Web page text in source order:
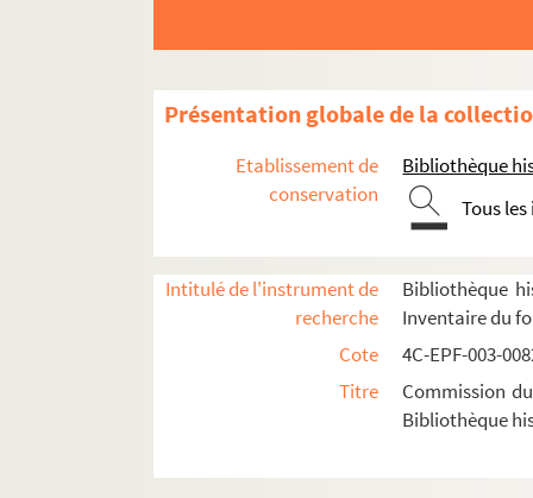
Présentation globale de la
Etablissement de
conservation
Bibliothèque
Tous
Intitulé de l'instrument de
recherche
Bibliothèque
Inventaire du
Cote
4C-EPF-003-
Titre
Commission
Bibliothèque
Dossier n° 15
Dossier n° 18
Dossier n° 21
Dossier n° 23
Dossier n° 24 bis
Dossier n° 25 bis
Dossier n° 27